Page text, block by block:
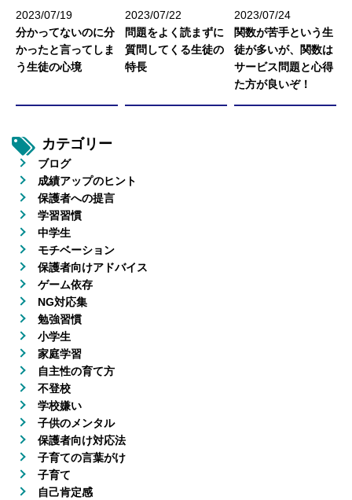
2023/07/19
分かってないのに分
かったと言ってしま
う生徒の心境
2023/07/22
問題をよく読まずに
質問してくる生徒の
特長
2023/07/24
関数が苦手という生
徒が多いが、関数は
サービス問題と心得
た方が良いぞ！
カテゴリー
ブログ
成績アップのヒント
保護者への提言
学習習慣
中学生
モチベーション
保護者向けアドバイス
ゲーム依存
NG対応集
勉強習慣
小学生
家庭学習
自主性の育て方
不登校
学校嫌い
子供のメンタル
保護者向け対応法
子育ての言葉がけ
子育て
自己肯定感